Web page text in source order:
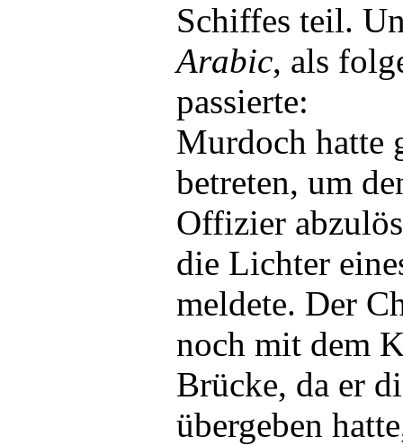
Schiffes teil.
Arabic, als
passierte:
Murdoch hatte
betreten, um
Offizier
die Lichter
meldete. Der
noch mit dem
Brücke, da er
übergeben